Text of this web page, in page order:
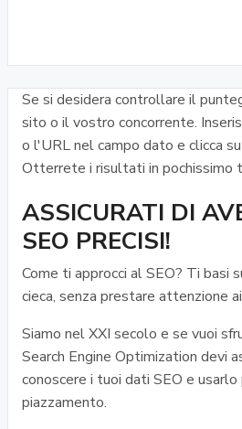
Se si desidera controllare il
sito o il vostro concorrente.
o l'URL nel campo dato e clicca su
Otterrete i risultati in pochissimo
ASSICURATI DI
SEO PRECISI!
Come ti approcci al SEO? Ti basi
cieca, senza prestare attenzione
Siamo nel XXI secolo e se vuoi
Search Engine Optimization devi
conoscere i tuoi dati SEO e
piazzamento.